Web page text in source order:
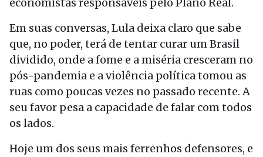
Em suas conversas, Lula deixa claro que sabe
que, no poder, terá de tentar curar um Brasil
dividido, onde a fome e a miséria cresceram no
pós-pandemia e a violência política tomou as
ruas como poucas vezes no passado recente. A
seu favor pesa a capacidade de falar com todos
os lados.
Hoje um dos seus mais ferrenhos defensores, e